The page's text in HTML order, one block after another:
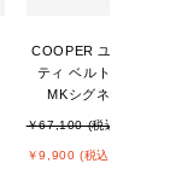
COOPER ユーティリ
ティ ベルトバッグ -
MKシグネチャー
￥67,100 (税込)
￥9,900 (税込)